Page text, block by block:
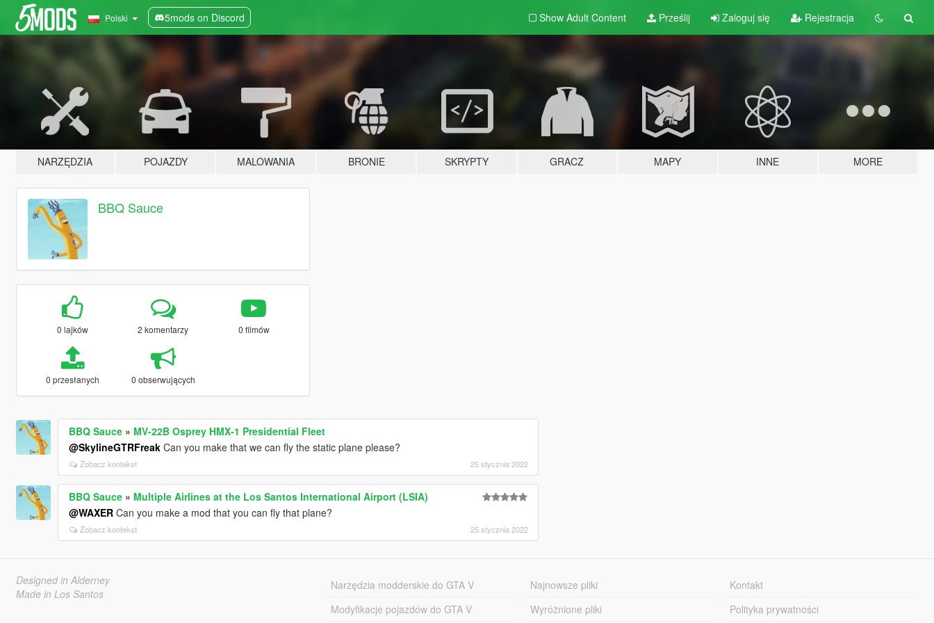
Polski 5mods on Discord Show Adult Content Prześlij Zaloguj się Rejestracja
NARZĘDZIA POJAZDY MALOWANIA BRONIE SKRYPTY GRACZ MAPY INNE MORE
BBQ Sauce
0 lajków 2 komentarzy 0 filmów
0 przesłanych 0 obserwujących
BBQ Sauce» MV-22B Osprey HMX-1 Presidential Fleet
@SkylineGTRFreakCan you make that we can fly the static plane please?
Zobacz kontekst 25 stycznia 2022
BBQ Sauce» Multiple Airlines at the Los Santos International Airport (LSIA)
@WAXERCan you make a mod that you can fly that plane?
Zobacz kontekst 25 stycznia 2022
Designed in Alderney
Made in Los Santos
Narzędzia modderskie do GTA V
Modyfikacje pojazdów do GTA V
Najnowsze pliki
Wyróżnione pliki
Kontakt
Polityka prywatności